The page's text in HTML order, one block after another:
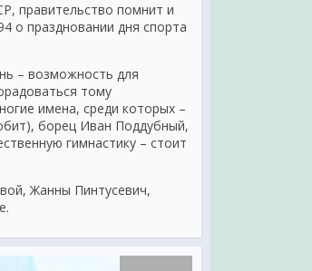
правительство помнит и
о праздновании дня спорта
– возможность для
тому
имена, среди которых –
борец Иван Поддубный,
гимнастику – стоит
Жанны Пинтусевич,